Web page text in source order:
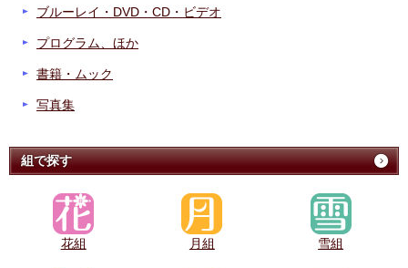
ブルーレイ・DVD・CD・ビデオ
プログラム、ほか
書籍・ムック
写真集
組で探す
花組 月組 雪組